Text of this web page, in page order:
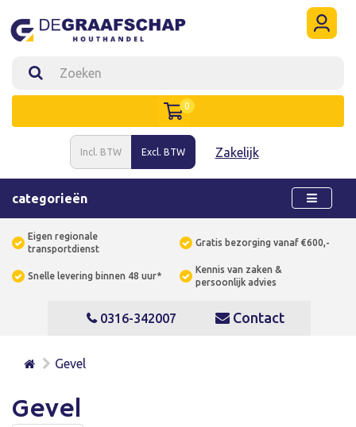
Incl. BTW Excl. BTW Zakelijk
0
categorieën
Eigen regionale
transportdienst
Gratis bezorging vanaf €600,-
Snelle levering binnen 48 uur*
Kennis van zaken &
persoonlijk advies
0316-342007 Contact
Gevel
Gevel